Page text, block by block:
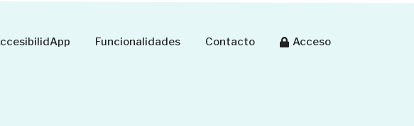
Funcionalidades Contacto Acceso